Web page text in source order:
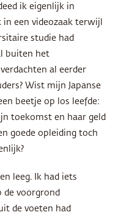
ik eigenlijk in
een videozaak terwijl
studie had
buiten het
al eerder
Wist mijn Japanse
beetje op los leefde:
toekomst en haar geld
goede opleiding toch
leeg. Ik had iets
de voorgrond
de voeten had